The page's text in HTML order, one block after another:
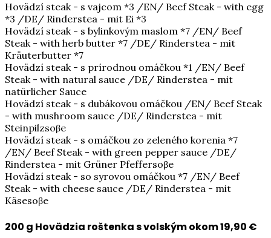
Hovädzí steak - s vajcom *3 /EN/ Beef Steak - with egg
*3 /DE/ Rinderstea - mit Ei *3
Hovädzí steak - s bylinkovým maslom *7 /EN/ Beef
Steak - with herb butter *7 /DE/ Rinderstea - mit
Kräuterbutter *7
Hovädzí steak - s prírodnou omáčkou *1 /EN/ Beef
Steak - with natural sauce /DE/ Rinderstea - mit
natürlicher Sauce
Hovädzí steak - s dubákovou omáčkou /EN/ Beef Steak
- with mushroom sauce /DE/ Rinderstea - mit
Steinpilzsoβe
Hovädzí steak - s omáčkou zo zeleného korenia *7
/EN/ Beef Steak - with green pepper sauce /DE/
Rinderstea - mit Grüner Pfeffersoβe
Hovädzí steak - so syrovou omáčkou *7 /EN/ Beef
Steak - with cheese sauce /DE/ Rinderstea - mit
Käsesoβe
200 g Hovädzia roštenka s volským okom19,90 €